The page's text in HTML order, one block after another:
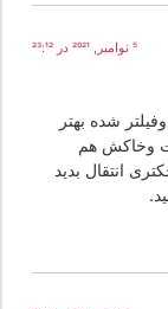
شده بهتر
هم
بدید